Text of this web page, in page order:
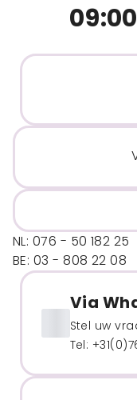
NL: 076 - 50 182 25
BE: 03 - 808 22 08
Via
Stel uw
Tel: